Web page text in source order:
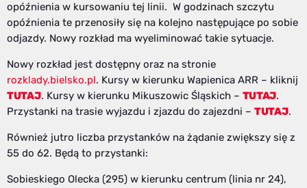
opóźnienia w kursowaniu tej linii. W godzinach szczytu
opóźnienia te przenosiły się na kolejno następujące po sobie
odjazdy. Nowy rozkład ma wyeliminować takie sytuacje.
Nowy rozkład jest dostępny oraz na stronie
rozklady.bielsko.pl. Kursy w kierunku Wapienica ARR – kliknij
TUTAJ. Kursy w kierunku Mikuszowic Śląskich – TUTAJ.
Przystanki na trasie wyjazdu i zjazdu do zajezdni – TUTAJ.
Również jutro liczba przystanków na żądanie zwiększy się z
55 do 62. Będą to przystanki:
Sobieskiego Olecka (295) w kierunku centrum (linia nr 24),